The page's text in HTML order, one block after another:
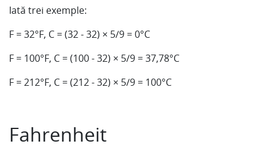
Iată trei exemple:
F = 32°F, C = (32 - 32) × 5/9 = 0°C
F = 100°F, C = (100 - 32) × 5/9 = 37,78°C
F = 212°F, C = (212 - 32) × 5/9 = 100°C
Fahrenheit